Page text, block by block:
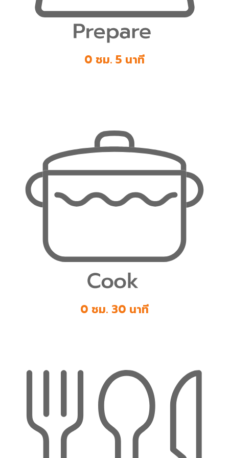
0 ชม. 5 นาที
0 ชม. 30 นาที